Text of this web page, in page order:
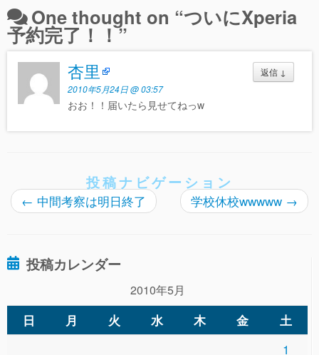
One thought on “ついにXperia
予約完了！！”
返信 ↓
杏里
2010年5月24日 @ 03:57
おお！！届いたら見せてねっw
投稿ナビゲーション
← 中間考察は明日終了 学校休校wwwww →
投稿カレンダー
2010年5月
日 月 火 水 木 金 土
1